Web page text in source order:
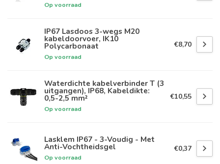
Op voorraad
IP67 Lasdoos 3-wegs M20
kabeldoorvoer, IK10
Polycarbonaat
Op voorraad
€8,70
Waterdichte kabelverbinder T (3
uitgangen), IP68, Kabeldikte:
0,5-2,5 mm²
Op voorraad
€10,55
Lasklem IP67 - 3-Voudig - Met
Anti-Vochtheidsgel
Op voorraad
€0,37